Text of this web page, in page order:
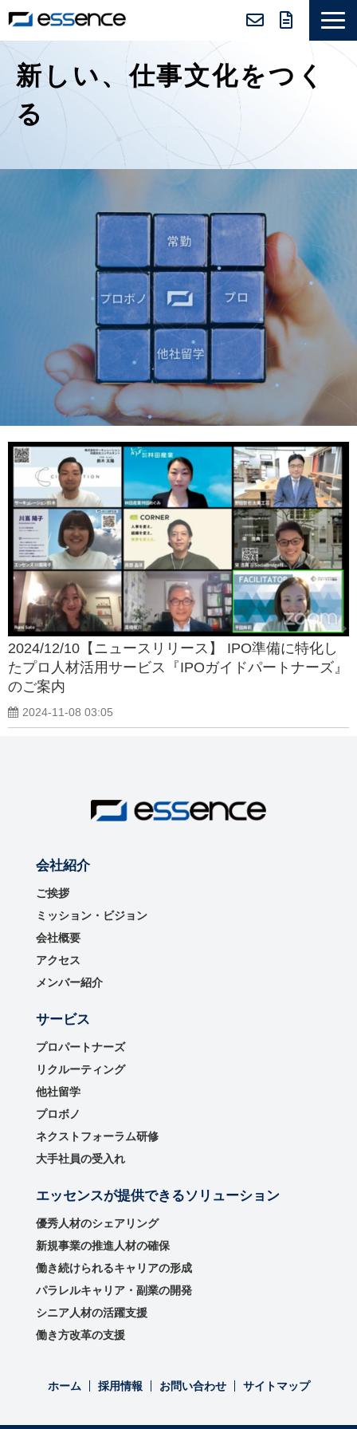
ニュース＆トピックス
会社紹介
導入事例
新しい、仕事文化をつく
る
2024/12/10【ニュースリリース】 IPO準備に特化し
たプロ人材活用サービス『IPOガイドパートナーズ』
のご案内
2024-11-08 03:05
会社紹介
ご挨拶
ミッション・ビジョン
会社概要
アクセス
メンバー紹介
サービス
プロパートナーズ
リクルーティング
他社留学
プロボノ
ネクストフォーラム研修
大手社員の受入れ
エッセンスが提供できるソリューション
優秀⼈材のシェアリング
新規事業の推進⼈材の確保
働き続けられるキャリアの形成
パラレルキャリア・副業の開発
シニア人材の活躍支援
働き方改革の支援
ホーム 採用情報 お問い合わせ サイトマップ